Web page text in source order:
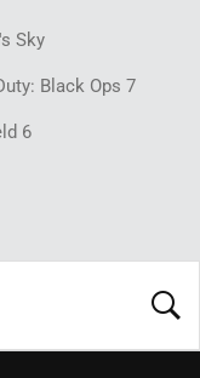
Sky
Black Ops 7
6